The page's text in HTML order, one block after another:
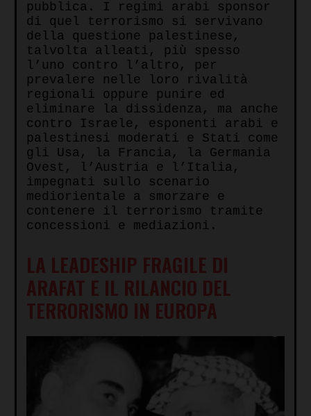
pubblica. I regimi arabi sponsor
di quel terrorismo si servivano
della questione palestinese,
talvolta alleati, più spesso
l’uno contro l’altro, per
prevalere nelle loro rivalità
regionali oppure punire ed
eliminare la dissidenza, ma anche
contro Israele, esponenti arabi e
palestinesi moderati e Stati come
gli Usa, la Francia, la Germania
Ovest, l’Austria e l’Italia,
impegnati sullo scenario
mediorientale a smorzare e
contenere il terrorismo tramite
concessioni e mediazioni.
LA LEADESHIP FRAGILE DI
ARAFAT E IL RILANCIO DEL
TERRORISMO IN EUROPA